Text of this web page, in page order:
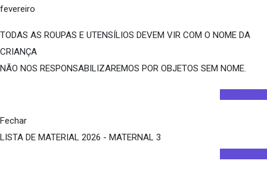
fevereiro
TODAS AS ROUPAS E UTENSÍLIOS DEVEM VIR COM O NOME DA
CRIANÇA
NÃO NOS RESPONSABILIZAREMOS POR OBJETOS SEM NOME.
Fechar
LISTA DE MATERIAL 2026 - MATERNAL 3